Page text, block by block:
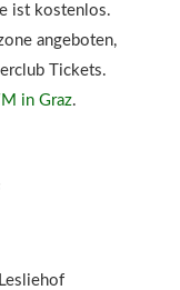
ist kostenlos.
angeboten,
Tickets.
in Graz.